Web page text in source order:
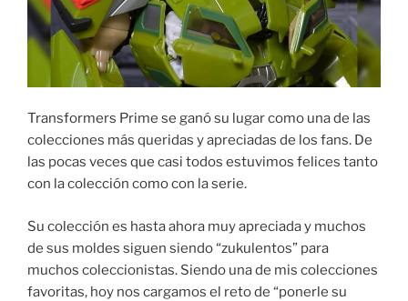
Transformers Prime se ganó su lugar como una de las
colecciones más queridas y apreciadas de los fans. De
las pocas veces que casi todos estuvimos felices tanto
con la colección como con la serie.
Su colección es hasta ahora muy apreciada y muchos
de sus moldes siguen siendo “zukulentos” para
muchos coleccionistas. Siendo una de mis colecciones
favoritas, hoy nos cargamos el reto de “ponerle su